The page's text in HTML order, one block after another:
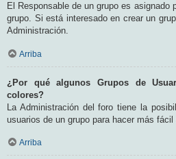
El Responsable de un grupo es asignado
grupo. Si está interesado en crear un
Administración.
Arriba
¿Por qué algunos Grupos de
colores?
La Administración del foro tiene la
usuarios de un grupo para hacer más fácil
Arriba